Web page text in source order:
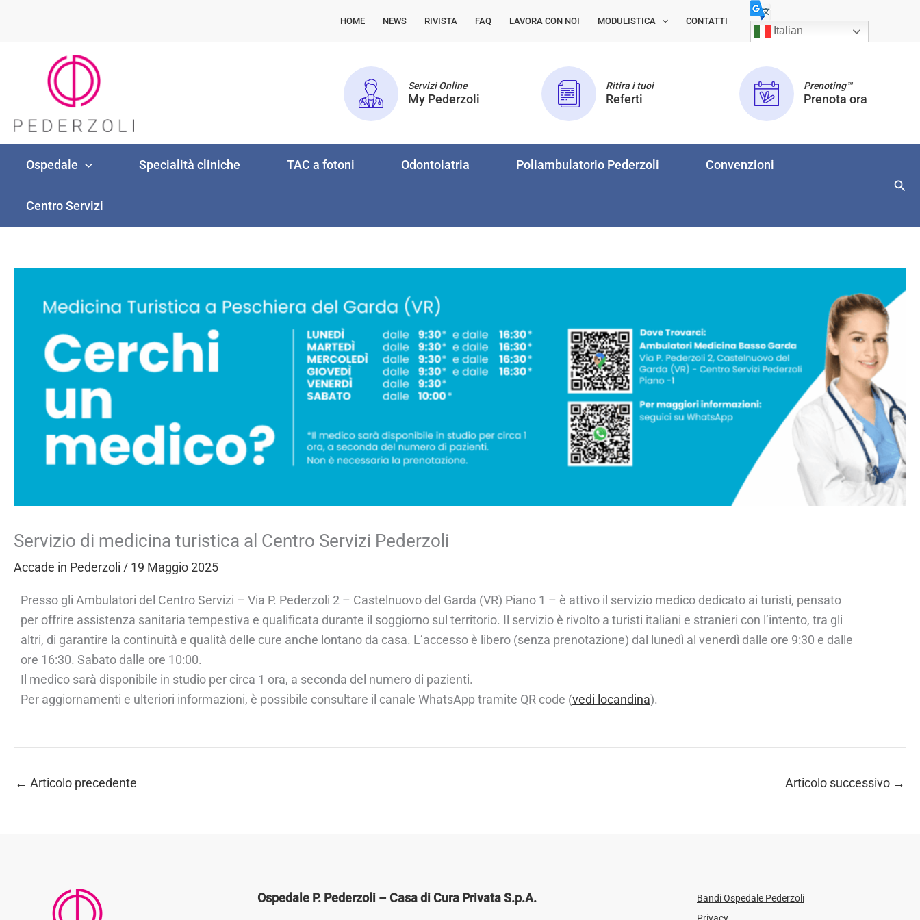
HOME NEWS RIVISTA FAQ LAVORA CON NOI MODULISTICA CONTATTI
Italian
Servizi Online
My Pederzoli
Ritira i tuoi
Referti
Prenoting™
Prenota ora
Ospedale Specialità cliniche TAC a fotoni Odontoiatria Poliambulatorio Pederzoli Convenzioni
Centro Servizi
Servizio di medicina turistica al Centro Servizi Pederzoli
Accade in Pederzoli / 19 Maggio 2025
Presso gli Ambulatori del Centro Servizi – Via P. Pederzoli 2 – Castelnuovo del Garda (VR) Piano 1 – è attivo il servizio medico dedicato ai turisti, pensato
per offrire assistenza sanitaria tempestiva e qualificata durante il soggiorno sul territorio. Il servizio è rivolto a turisti italiani e stranieri con l’intento, tra gli
altri, di garantire la continuità e qualità delle cure anche lontano da casa. L’accesso è libero (senza prenotazione) dal lunedì al venerdì dalle ore 9:30 e dalle
ore 16:30. Sabato dalle ore 10:00.
Il medico sarà disponibile in studio per circa 1 ora, a seconda del numero di pazienti.
Per aggiornamenti e ulteriori informazioni, è possibile consultare il canale WhatsApp tramite QR code (vedi locandina).
← Articolo precedente Articolo successivo →
Ospedale P. Pederzoli – Casa di Cura Privata S.p.A.
Bandi Ospedale Pederzoli